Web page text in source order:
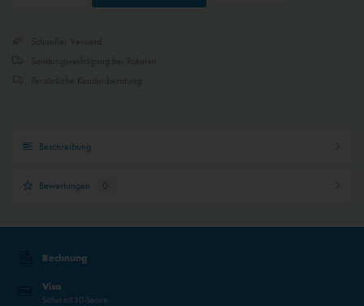
Beschreibung
Bewertungen 0
Rechnung
Visa
Sicher mit 3D-Secure
Externe Medien